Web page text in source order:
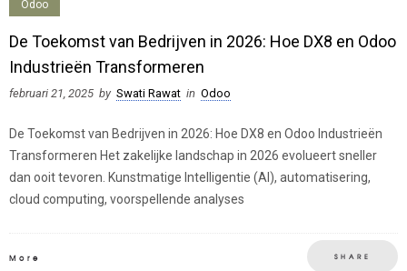
Odoo
De Toekomst van Bedrijven in 2026: Hoe DX8 en Odoo
Industrieën Transformeren
februari 21, 2025 by Swati Rawat in Odoo
De Toekomst van Bedrijven in 2026: Hoe DX8 en Odoo Industrieën
Transformeren Het zakelijke landschap in 2026 evolueert sneller
dan ooit tevoren. Kunstmatige Intelligentie (AI), automatisering,
cloud computing, voorspellende analyses
More SHARE